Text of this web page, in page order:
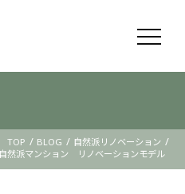
TOP / BLOG / 自然派リノベーション /
自然派マンション リノベーションモデル